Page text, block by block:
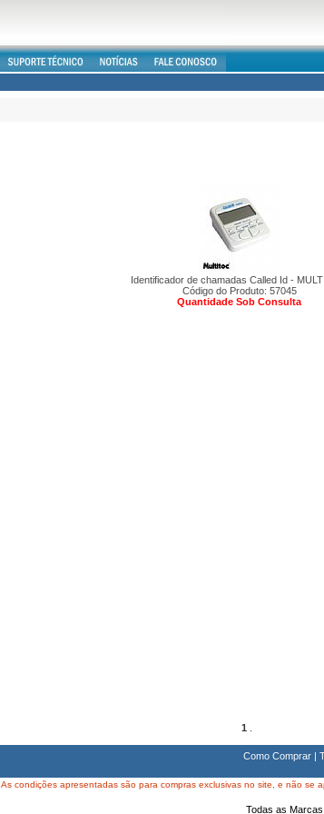
Identificador de chamadas Called Id -
Código do Produto: 57045
Quantidade Sob Consulta
1
Como Comprar |
As condições apresentadas são para compras exclusivas no site, e não se
Todas as